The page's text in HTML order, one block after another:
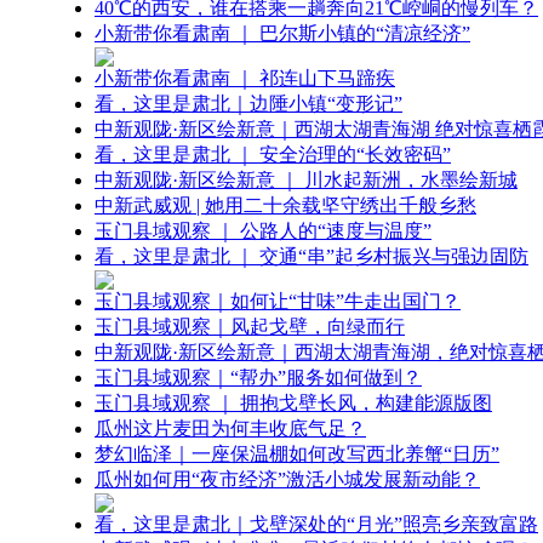
40℃的西安，谁在搭乘一趟奔向21℃崆峒的慢列车？
小新带你看肃南 ｜ 巴尔斯小镇的“清凉经济”
小新带你看肃南 ｜ 祁连山下马蹄疾
看，这里是肃北｜边陲小镇“变形记”
中新观陇·新区绘新意｜西湖太湖青海湖 绝对惊喜栖
看，这里是肃北 ｜ 安全治理的“长效密码”
中新观陇·新区绘新意 ｜ 川水起新洲，水墨绘新城
中新武威观 | 她用二十余载坚守绣出千般乡愁
玉门县域观察 ｜ 公路人的“速度与温度”
看，这里是肃北 ｜ 交通“串”起乡村振兴与强边固防
玉门县域观察｜如何让“甘味”牛走出国门？
玉门县域观察｜风起戈壁，向绿而行
中新观陇·新区绘新意｜西湖太湖青海湖，绝对惊喜
玉门县域观察｜“帮办”服务如何做到？
玉门县域观察 ｜ 拥抱戈壁长风，构建能源版图
瓜州这片麦田为何丰收底气足？
梦幻临泽｜一座保温棚如何改写西北养蟹“日历”
瓜州如何用“夜市经济”激活小城发展新动能？
看，这里是肃北｜戈壁深处的“月光”照亮乡亲致富路